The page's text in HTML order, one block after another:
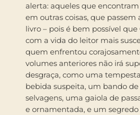
alerta: aqueles que
em outras coisas, que passem
livro – pois é bem possível
com a vida do leitor mais
quem enfrentou
volumes anteriores não irá
desgraça, como uma
bebida suspeita, um bando de
selvagens, uma gaiola de
e ornamentada, e um